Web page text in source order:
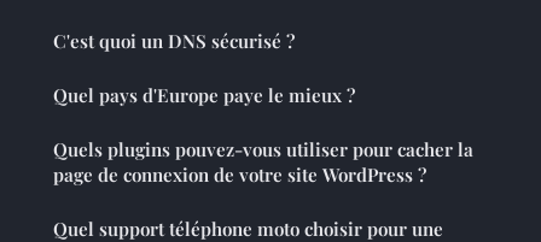
C'est quoi un DNS sécurisé ?
Quel pays d'Europe paye le mieux ?
Quels plugins pouvez-vous utiliser pour cacher la
page de connexion de votre site WordPress ?
Quel support téléphone moto choisir pour une